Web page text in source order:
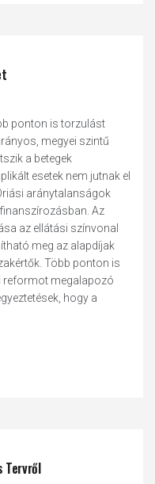
ponton is torzulást
megyei szintű
a betegek
esetek nem jutnak el
aránytalanságok
Az
az ellátási színvonal
meg az alapdíjak
Több ponton is
reformot megalapozó
hogy a
Tervről